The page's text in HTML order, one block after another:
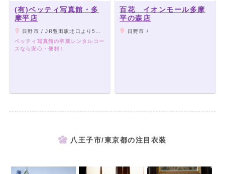
(有)ベッティ写真館・多
摩平店
日野市 / JR豊田駅北口より5分、イオンモール北側近くです
ベッティ写真館の卒業レンタルコー
スなら安心・便利！
百花 イオンモール多摩
平の森店
日野市 /
八王子市/東京都の注目衣装